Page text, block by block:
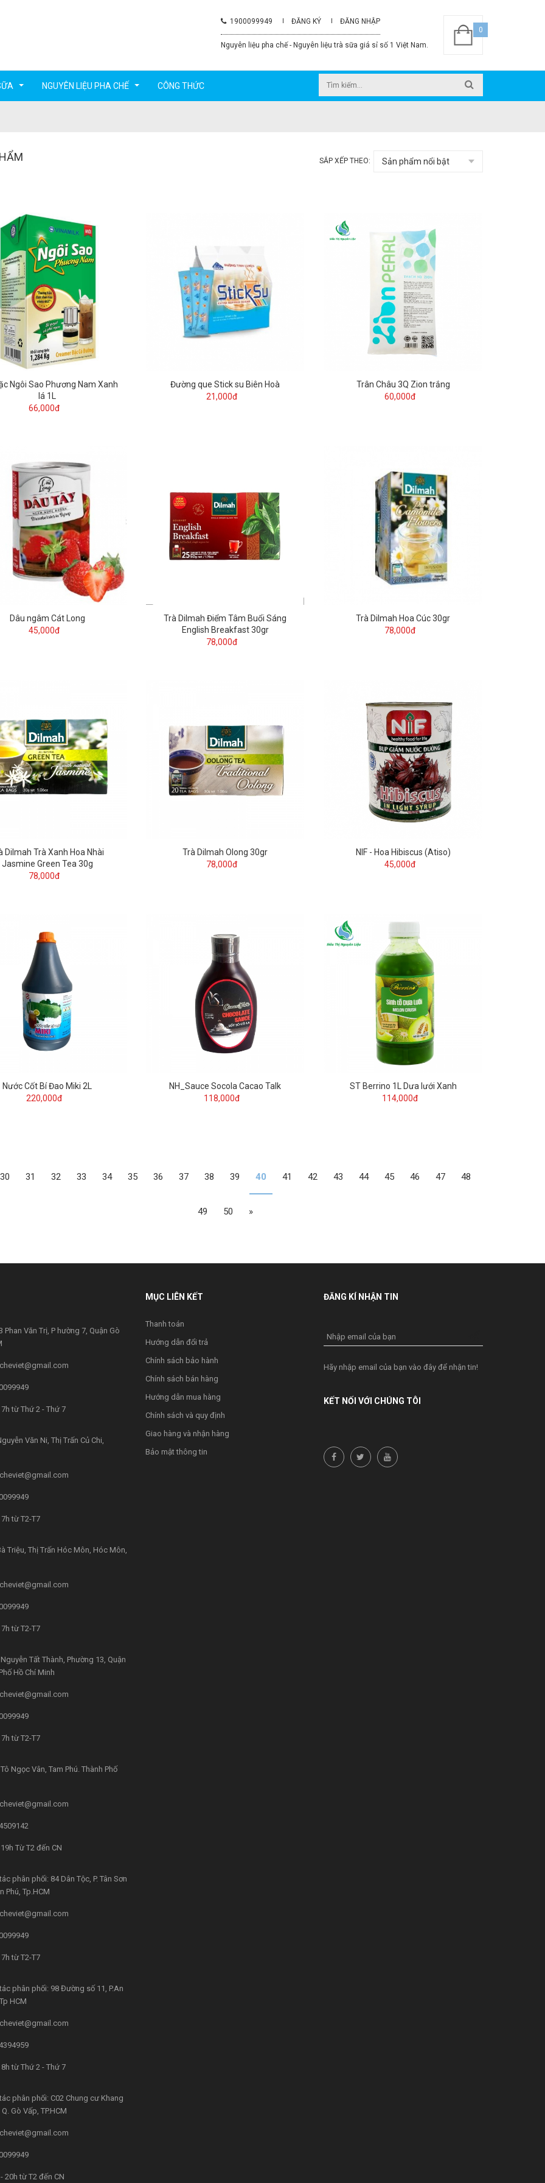
0
1900099949 ĐĂNG KÝ ĐĂNG NHẬP
Nguyên liệu pha chế - Nguyên liệu trà sữa giá sỉ số 1 Việt Nam.
NGUYÊN LIỆU PHA CHẾ CÔNG THỨC
SẮP XẾP THEO:
Ngôi Sao Phương Nam Xanh
lá 1L
66,000đ
Đường que Stick su Biên Hoà
21,000đ
Trân Châu 3Q Zion trắng
60,000đ
Dâu ngâm Cát Long
45,000đ
Trà Dilmah Điểm Tâm Buổi Sáng
English Breakfast 30gr
78,000đ
Trà Dilmah Hoa Cúc 30gr
78,000đ
Dilmah Trà Xanh Hoa Nhài
Jasmine Green Tea 30g
78,000đ
Trà Dilmah Olong 30gr
78,000đ
NIF - Hoa Hibiscus (Atiso)
45,000đ
Nước Cốt Bí Đao Miki 2L
220,000đ
NH_Sauce Socola Cacao Talk
118,000đ
ST Berrino 1L Dưa lưới Xanh
114,000đ
30 31 32 33 34 35 36 37 38 39 40 41 42 43 44 45 46 47 48
49 50 »
Phan Văn Trị, P hường 7, Quận Gò
từ Thứ 2 - Thứ 7
Văn Ni, Thị Trấn Củ Chi,
từ T2-T7
Triệu, Thị Trấn Hóc Môn, Hóc Môn,
từ T2-T7
Tất Thành, Phường 13, Quận
Hồ Chí Minh
từ T2-T7
Ngọc Vân, Tam Phú. Thành Phố
Từ T2 đến CN
phân phối: 84 Dân Tộc, P. Tân Sơn
Phú, Tp.HCM
từ T2-T7
phân phối: 98 Đường số 11, P.An
HCM
từ Thứ 2 - Thứ 7
phân phối: C02 Chung cư Khang
Q. Gò Vấp, TP.HCM
20h từ T2 đến CN
MỤC LIÊN KẾT
Thanh toán
Hướng dẫn đổi trả
Chính sách bảo hành
Chính sách bán hàng
Hướng dẫn mua hàng
Chính sách và quy định
Giao hàng và nhận hàng
Bảo mật thông tin
ĐĂNG KÍ NHẬN TIN
Nhập email của bạn
Hãy nhập email của bạn vào đây để nhận tin!
KẾT NỐI VỚI CHÚNG TÔI